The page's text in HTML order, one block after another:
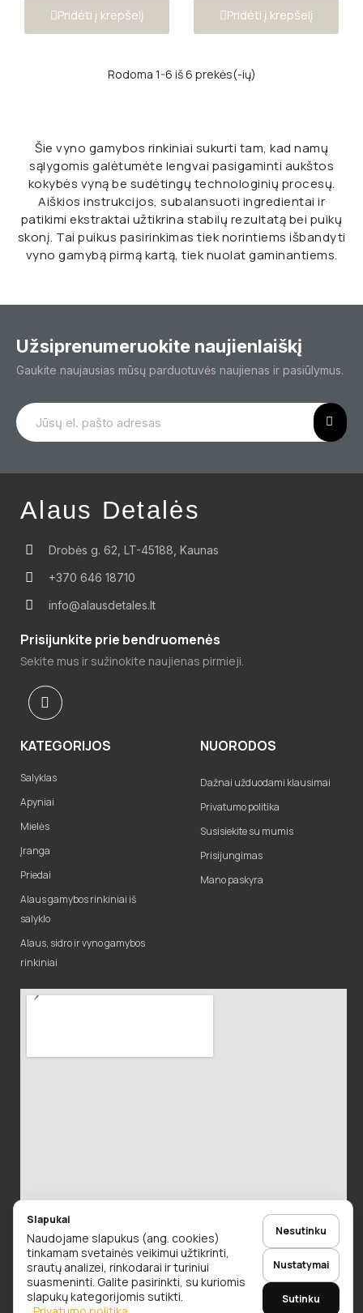
Slapukai
Naudojame slapukus (ang. cookies)
tinkamam svetainės veikimui užtikrinti,
srautų analizei, rinkodarai ir turiniui
suasmeninti. Galite pasirinkti, su kuriomis
slapukų kategorijomis sutikti.
Nesutinku
Nustatymai
Sutinku
Pridėti į krepšelį Pridėti į krepšelį
Rodoma 1-6 iš 6 prekės(-ių)
Šie vyno gamybos rinkiniai sukurti tam, kad namų
sąlygomis galėtumėte lengvai pasigaminti aukštos
kokybės vyną be sudėtingų technologinių procesų.
Aiškios instrukcijos, subalansuoti ingredientai ir
patikimi ekstraktai užtikrina stabilų rezultatą bei puikų
skonį. Tai puikus pasirinkimas tiek norintiems išbandyti
vyno gamybą pirmą kartą, tiek nuolat gaminantiems.
Užsiprenumeruokite naujienlaiškį
Gaukite naujausias mūsų parduotuvės naujienas ir pasiūlymus.
Alaus Detalės
Drobės g. 62, LT-45188, Kaunas
+370 646 18710
info@alausdetales.lt
Prisijunkite prie bendruomenės
Sekite mus ir sužinokite naujienas pirmieji.
KATEGORIJOS
Salyklas
Apyniai
Mielės
Įranga
Priedai
Alaus gamybos rinkiniai iš
salyklo
Alaus, sidro ir vyno gamybos
rinkiniai
NUORODOS
Dažnai užduodami klausimai
Privatumo politika
Susisiekite su mumis
Prisijungimas
Mano paskyra
© 2026 Alaus Detalės. Visos teisės saugomos.